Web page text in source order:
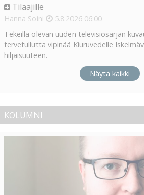
Tilaajille
Hanna Soini 5.8.2026 06:00
Tekeillä olevan uuden televisiosarjan
tervetullutta vipinää Kiuruvedelle
hiljaisuuteen.
Näytä kaikki
KOLUMNI